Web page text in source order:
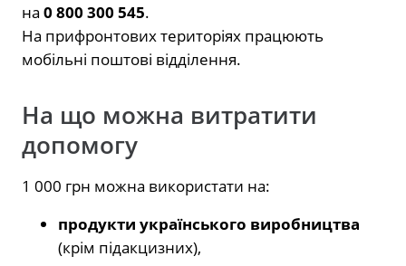
на 0 800 300 545.
На прифронтових територіях працюють
мобільні поштові відділення.
На що можна витратити
допомогу
1 000 грн можна використати на:
продукти українського виробництва
(крім підакцизних),